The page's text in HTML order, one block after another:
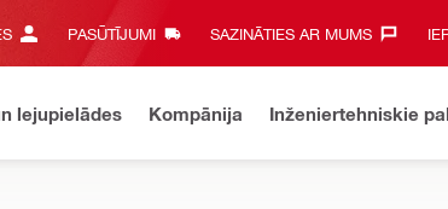
PASŪTĪJUMI SAZINĀTIES AR MUMS‎
lejupielādes Kompānija Inženiertehniskie